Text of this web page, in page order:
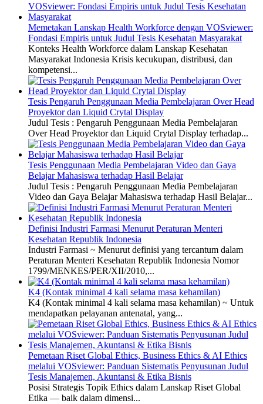
Memetakan Lanskap Health Workforce dengan VOSviewer:
Fondasi Empiris untuk Judul Tesis Kesehatan Masyarakat
Konteks Health Workforce dalam Lanskap Kesehatan
Masyarakat Indonesia Krisis kecukupan, distribusi, dan
kompetensi...
Tesis Pengaruh Penggunaan Media Pembelajaran Over Head
Proyektor dan Liquid Crytal Display
Judul Tesis : Pengaruh Penggunaan Media Pembelajaran
Over Head Proyektor dan Liquid Crytal Display terhadap...
Tesis Penggunaan Media Pembelajaran Video dan Gaya
Belajar Mahasiswa terhadap Hasil Belajar
Judul Tesis : Pengaruh Penggunaan Media Pembelajaran
Video dan Gaya Belajar Mahasiswa terhadap Hasil Belajar...
Definisi Industri Farmasi Menurut Peraturan Menteri
Kesehatan Republik Indonesia
Industri Farmasi ~ Menurut definisi yang tercantum dalam
Peraturan Menteri Kesehatan Republik Indonesia Nomor
1799/MENKES/PER/XII/2010,...
K4 (Kontak minimal 4 kali selama masa kehamilan)
K4 (Kontak minimal 4 kali selama masa kehamilan) ~ Untuk
mendapatkan pelayanan antenatal, yang...
Pemetaan Riset Global Ethics, Business Ethics & AI Ethics
melalui VOSviewer: Panduan Sistematis Penyusunan Judul
Tesis Manajemen, Akuntansi & Etika Bisnis
Posisi Strategis Topik Ethics dalam Lanskap Riset Global
Etika — baik dalam dimensi...